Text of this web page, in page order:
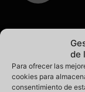
de
Para ofrecer las
cookies para
consentimiento de